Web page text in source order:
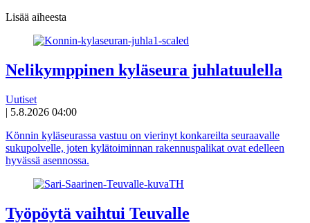
Lisää aiheesta
Nelikymppinen kyläseura juhlatuulella
Uutiset
| 5.8.2026 04:00
Könnin kyläseurassa vastuu on vierinyt konkareilta seuraavalle
sukupolvelle, joten kylätoiminnan rakennuspalikat ovat edelleen
hyvässä asennossa.
Työpöytä vaihtui Teuvalle